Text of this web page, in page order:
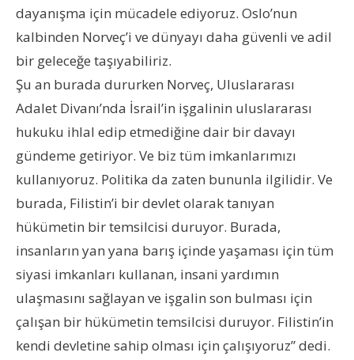
dayanışma için mücadele ediyoruz. Oslo’nun
kalbinden Norveç’i ve dünyayı daha güvenli ve adil
bir geleceğe taşıyabiliriz.
Şu an burada dururken Norveç, Uluslararası
Adalet Divanı’nda İsrail’in işgalinin uluslararası
hukuku ihlal edip etmediğine dair bir davayı
gündeme getiriyor. Ve biz tüm imkanlarımızı
kullanıyoruz. Politika da zaten bununla ilgilidir. Ve
burada, Filistin’i bir devlet olarak tanıyan
hükümetin bir temsilcisi duruyor. Burada,
insanların yan yana barış içinde yaşaması için tüm
siyasi imkanları kullanan, insani yardımın
ulaşmasını sağlayan ve işgalin son bulması için
çalışan bir hükümetin temsilcisi duruyor. Filistin’in
kendi devletine sahip olması için çalışıyoruz” dedi.